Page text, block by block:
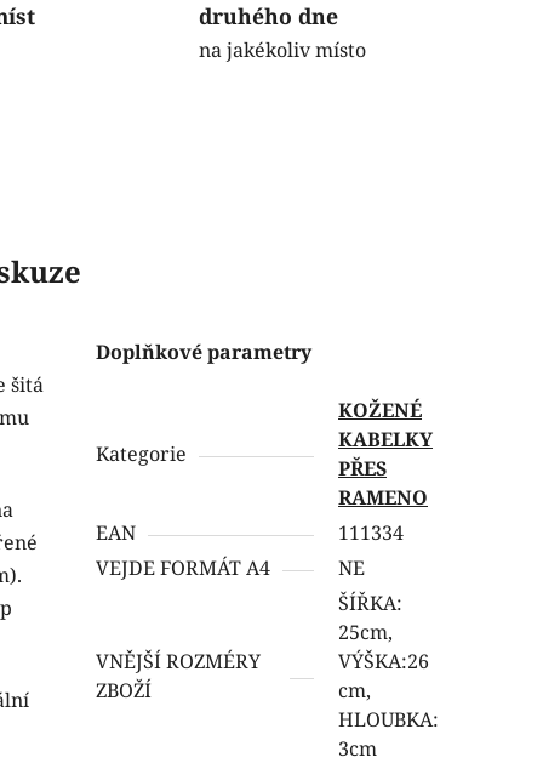
druhého dne
na jakékoliv místo
šitá
Doplňkové parametry
Kategorie
KOŽENÉ
KABELKY
PŘES
RAMENO
EAN
111334
VEJDE FORMÁT A4
NE
VNĚJŠÍ ROZMÉRY
ZBOŽÍ
ŠÍŘKA:
25cm,
VÝŠKA:26
cm,
HLOUBKA:
3cm